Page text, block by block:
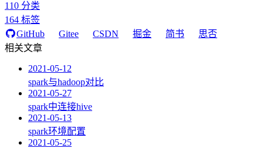
110 分类
164 标签
GitHub
Gitee CSDN 掘金 简书
思否
相关文章
2021-05-12
spark与hadoop对比
2021-05-27
spark中连接hive
2021-05-13
spark环境配置
2021-05-25